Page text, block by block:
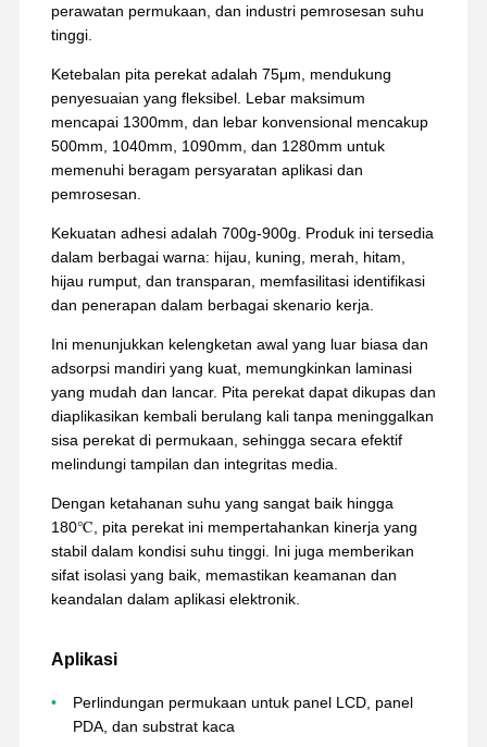
perawatan permukaan, dan industri pemrosesan suhu
tinggi.
Ketebalan pita perekat adalah 75μm, mendukung
penyesuaian yang fleksibel. Lebar maksimum
mencapai 1300mm, dan lebar konvensional mencakup
500mm, 1040mm, 1090mm, dan 1280mm untuk
memenuhi beragam persyaratan aplikasi dan
pemrosesan.
Kekuatan adhesi adalah 700g-900g. Produk ini tersedia
dalam berbagai warna: hijau, kuning, merah, hitam,
hijau rumput, dan transparan, memfasilitasi identifikasi
dan penerapan dalam berbagai skenario kerja.
Ini menunjukkan kelengketan awal yang luar biasa dan
adsorpsi mandiri yang kuat, memungkinkan laminasi
yang mudah dan lancar. Pita perekat dapat dikupas dan
diaplikasikan kembali berulang kali tanpa meninggalkan
sisa perekat di permukaan, sehingga secara efektif
melindungi tampilan dan integritas media.
Dengan ketahanan suhu yang sangat baik hingga
180℃, pita perekat ini mempertahankan kinerja yang
stabil dalam kondisi suhu tinggi. Ini juga memberikan
sifat isolasi yang baik, memastikan keamanan dan
keandalan dalam aplikasi elektronik.
Aplikasi
Perlindungan permukaan untuk panel LCD, panel
PDA, dan substrat kaca